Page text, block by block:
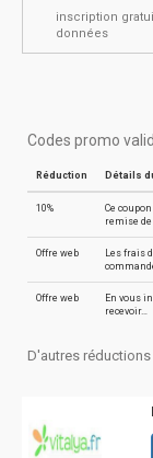
inscription
données
Codes promo
Réduction Détails
10%
Ce
remise de
Offre web
Les frais
Offre web
En vous
recevoir…
D'autres